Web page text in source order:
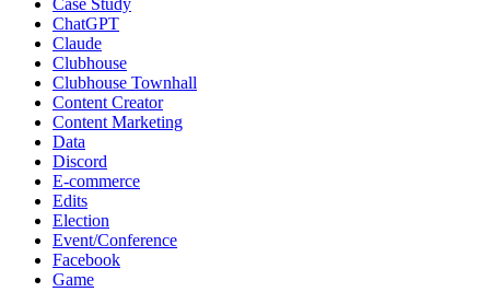
Case Study
ChatGPT
Claude
Clubhouse
Clubhouse Townhall
Content Creator
Content Marketing
Data
Discord
E-commerce
Edits
Election
Event/Conference
Facebook
Game